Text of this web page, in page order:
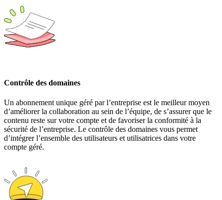
Contrôle des domaines
Un abonnement unique géré par l’entreprise est le meilleur moyen
d’améliorer la collaboration au sein de l’équipe, de s’assurer que le
contenu reste sur votre compte et de favoriser la conformité à la
sécurité de l’entreprise. Le contrôle des domaines vous permet
d’intégrer l’ensemble des utilisateurs et utilisatrices dans votre
compte géré.